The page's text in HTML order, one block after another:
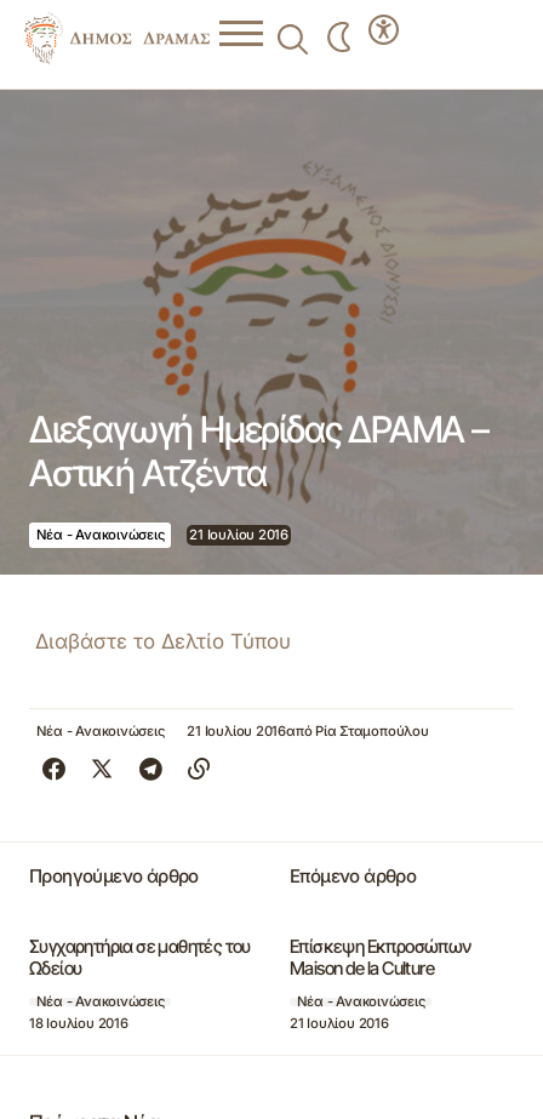
Διεξαγωγή Ημερίδας ΔΡΑΜΑ –
Αστική Ατζέντα
Νέα - Ανακοινώσεις 21 Ιουλίου 2016
Διαβάστε το Δελτίο Τύπου
Νέα - Ανακοινώσεις 21 Ιουλίου 2016από Ρία Σταμοπούλου
Προηγούμενο άρθρο
Συγχαρητήρια σε μαθητές του
Ωδείου
Νέα - Ανακοινώσεις
18 Ιουλίου 2016
Επόμενο άρθρο
Επίσκεψη Εκπροσώπων
Maison de la Culture
Νέα - Ανακοινώσεις
21 Ιουλίου 2016